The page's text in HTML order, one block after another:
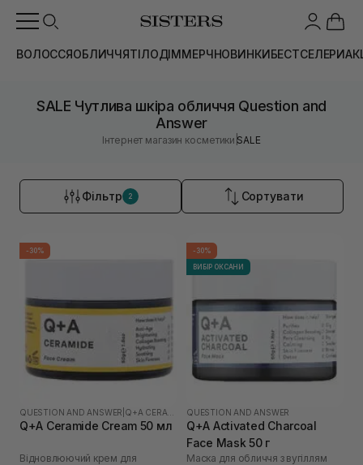
ВОЛОССЯОБЛИЧЧЯТІЛОДІММЕРЧНОВИНКИБЕСТСЕЛЕРИ
SALE Чутлива шкіра обличчя Question and
Answer
Інтернет магазин косметики |SALE
Фільтр 2 Сортувати
-30%
QUESTION AND ANSWER
Q+A Ceramide Cream 50 мл
Відновлюючий крем для
-30%
ВИБІР ОКСАНИ
QUESTION AND ANSWER
Q+A Activated Charcoal
Face Mask 50 г
Маска для обличчя з вугіллям